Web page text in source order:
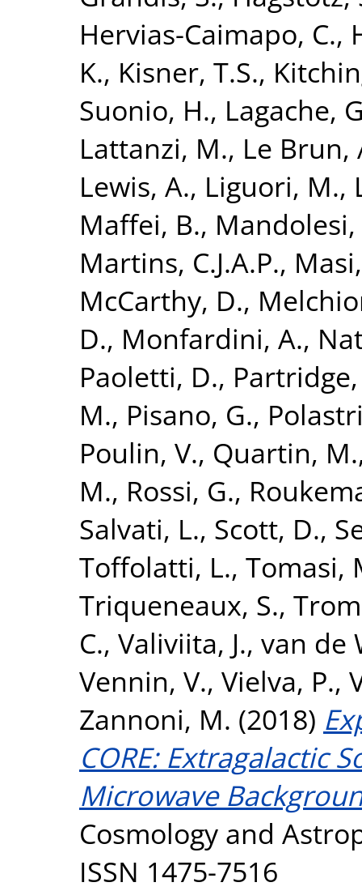
Hervias-Caimapo, C.,
K., Kisner, T.S.,
Suonio, H., Lagache,
Lattanzi, M., Le Brun,
Lewis, A., Liguori, M.,
Maffei, B.,
Martins, C.J.A.P.,
McCarthy, D.,
D., Monfardini, A.,
Paoletti, D.,
M., Pisano, G.,
Poulin, V., Quartin, M.
M., Rossi, G.,
Salvati, L., Scott, D.,
Toffolatti, L., Tomasi,
Triqueneaux, S.,
C., Valiviita, J., van de
Vennin, V., Vielva, P.,
Zannoni, M. (2018)
CORE: Extragalactic
Microwave
Cosmology and
ISSN 1475-7516